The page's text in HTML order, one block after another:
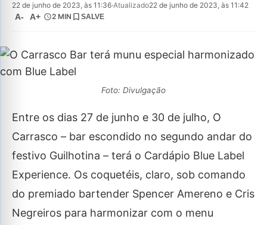
22 de junho de 2023, às 11:36·Atualizado22 de junho de 2023, às 11:42
A- A+ 2 MIN SALVE
Foto: Divulgação
Entre os dias 27 de junho e 30 de julho, O
Carrasco – bar escondido no segundo andar do
festivo Guilhotina – terá o Cardápio Blue Label
Experience. Os coquetéis, claro, sob comando
do premiado bartender Spencer Amereno e Cris
Negreiros para harmonizar com o menu